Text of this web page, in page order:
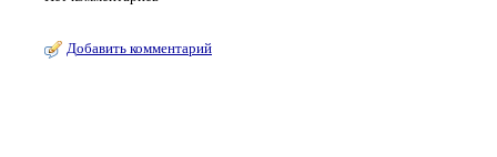
Добавить комментарий